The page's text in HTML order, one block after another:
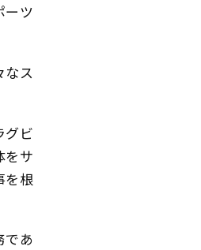
ーツ
なス
グビ
をサ
を根
であ